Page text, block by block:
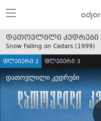
დათოვლილი კედრები
Snow Falling on Cedars (1999)
ფლეიერი 2 ფლეიერი 3